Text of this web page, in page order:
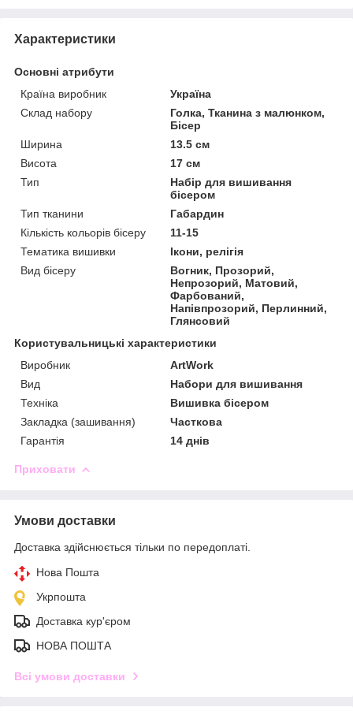
Характеристики
Основні атрибути
Країна виробник
Україна
Склад набору
Голка, Тканина з малюнком,
Бісер
Ширина
13.5 см
Висота
17 см
Тип
Набір для вишивання
бісером
Тип тканини
Габардин
Кількість кольорів бісеру
11-15
Тематика вишивки
Ікони, релігія
Вид бісеру
Вогник, Прозорий,
Непрозорий, Матовий,
Фарбований,
Напівпрозорий, Перлинний,
Глянсовий
Користувальницькі характеристики
Виробник
ArtWork
Вид
Набори для вишивання
Техніка
Вишивка бісером
Закладка (зашивання)
Часткова
Гарантія
14 днів
Приховати
Умови доставки
Доставка здійснюється тільки по передоплаті.
Нова Пошта
Укрпошта
Доставка кур'єром
НОВА ПОШТА
Всі умови доставки